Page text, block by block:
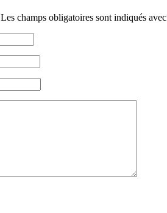
Les champs obligatoires sont indiqués avec